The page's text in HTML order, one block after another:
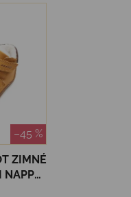
–45 %
ZIMNÉ
NAPPA